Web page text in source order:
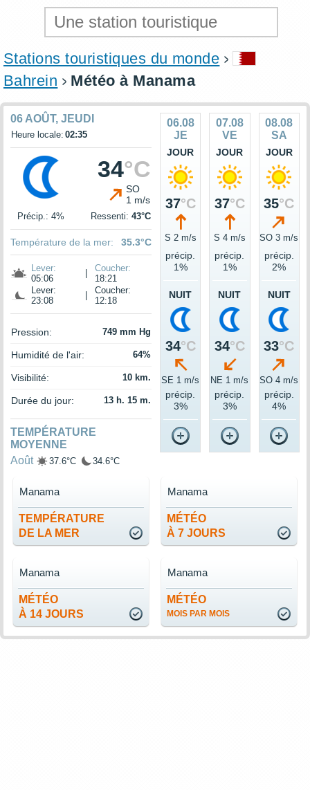
Stations touristiques du monde
Bahrein
Météo à Manama
06 AOÛT, JEUDI
Heure locale: 02:35
34°C
SO
1 m/s
Précip.: 4% Ressenti: 43°C
Température de la mer: 35.3°C
Lever:
05:06
Coucher:
18:21
Lever:
23:08
Coucher:
12:18
Pression: 749 mm Hg
Humidité de l'air: 64%
Visibilité: 10 km.
Durée du jour: 13 h. 15 m.
TEMPÉRATURE
MOYENNE
Août
37.6°C 34.6°C
06.08
JE
JOUR
37°C
S 2 m/s
précip.
1%
NUIT
34°C
SE 1 m/s
précip.
3%
07.08
VE
JOUR
37°C
S 4 m/s
précip.
1%
NUIT
34°C
NE 1 m/s
précip.
3%
08.08
SA
JOUR
35°C
SO 3 m/s
précip.
2%
NUIT
33°C
SO 4 m/s
précip.
4%
TEMPÉRATURE
DE LA MER
Manama
MÉTÉO
À 7 JOURS
Manama
MÉTÉO
À 14 JOURS
Manama
MÉTÉO
MOIS PAR MOIS
Manama